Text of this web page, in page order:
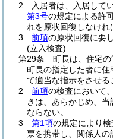
2
入居者は、入居して
第3号の規定による許
れを原状回復しなけれ
3
前項の原状回復に要
(立入検査)
第29条
町長は、住宅の
町長の指定した者に住
て適当な指示をさせる
2
前項の検査において
きは、あらかじめ、
ならない。
3
第1項の規定により
票を携帯し、関係人の